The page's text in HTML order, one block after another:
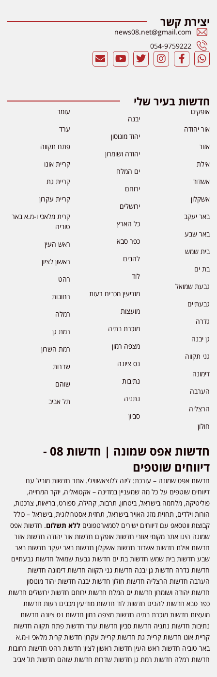
יצירת קשר
news08.net@gmail.com
054-9759222
חדשות בעיר שלי
אופקים
אור יהודה
אזור
אילת
אשדוד
אשקלון
באר יעקב
באר שבע
בית שמש
בת ים
גבעת שמואל
גבעתיים
גדרה
גן יבנה
גני תקווה
דימונה
הערבה
הרצליה
חולון
יבנה
יהוד מונוסון
יהודה ושומרון
ים המלח
ירוחם
ירושלים
כל הארץ
כפר סבא
להבים
לוד
מודיעין מכבים רעות
מועצות
מזכרת בתיה
מצפה רמון
נס ציונה
נתיבות
נתניה
סביון
עומר
ערד
פתח תקווה
קריית אונו
קריית גת
קריית עקרון
קרית מלאכי ו-מ.א באר
טוביה
ראש העין
ראשון לציון
רהט
רחובות
רמלה
רמת גן
רמת השרון
שדרות
שוהם
תל אביב
חדשות אפס שמונה | חדשות 08 -
דיווחים שוטפים
חדשות אפס שמונה – עורכת: ליזה ללוצאשווילי. אתר חדשות מוביל עם
דיווחים שוטפים על כל מה שמעניין במדינה – אקטואליה, יוקר המחייה,
פוליטיקה, מלחמה בישראל, ביטחון, תרבות, קהילה, ספורט, בריאות, צרכנות,
הורות וילדים, תחזית מזג האויר בישראל, תחזית אסטרולוגית, בישראל – כולל
קבוצות ווטסאפ עם דיווחים ישירים לסמארטפונים ללא תשלום. חדשות אפס
שמונה הינו אתר מקומי אזורי חדשות אופקים חדשות אור יהודה חדשות אזור
חדשות אילת חדשות אשדוד חדשות אשקלון חדשות באר יעקב חדשות באר
שבע חדשות בית שמש חדשות בת ים חדשות גבעת שמואל חדשות גבעתיים
חדשות גדרה חדשות גן יבנה חדשות גני תקווה חדשות דימונה חדשות
הערבה חדשות הרצליה חדשות חולון חדשות יבנה חדשות יהוד מונוסון
חדשות יהודה ושומרון חדשות ים המלח חדשות ירוחם חדשות ירושלים חדשות
כפר סבא חדשות להבים חדשות לוד חדשות מודיעין מכבים רעות חדשות
מועצות חדשות מזכרת בתיה חדשות מצפה רמון חדשות נס ציונה חדשות
נתיבות חדשות נתניה חדשות סביון חדשות ערד חדשות פתח תקווה חדשות
קריית אונו חדשות קריית גת חדשות קריית עקרון חדשות קרית מלאכי ו-מ.א
באר טוביה חדשות ראש העין חדשות ראשון לציון חדשות רהט חדשות רחובות
חדשות רמלה חדשות רמת גן חדשות שדרות חדשות שוהם חדשות תל אביב